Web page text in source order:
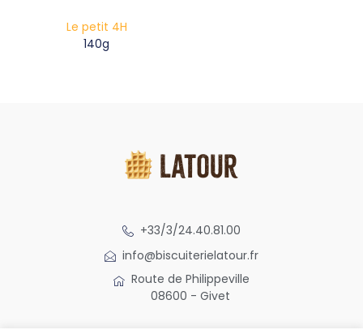
Le petit 4H
140g
+33/3/24.40.81.00
info@biscuiterielatour.fr
Route de Philippeville
08600 - Givet